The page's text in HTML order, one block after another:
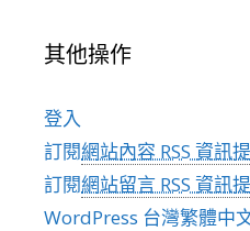
其他操作
登入
訂閱網站內容 RSS 資訊
訂閱網站留言 RSS 資訊
WordPress 台灣繁體中